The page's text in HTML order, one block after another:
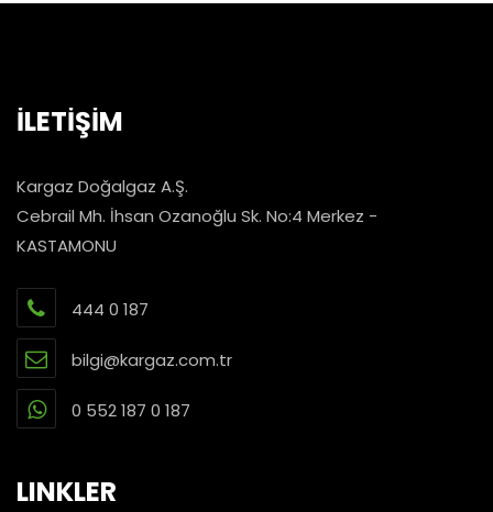
İLETİŞİM
Kargaz Doğalgaz A.Ş.
Cebrail Mh. İhsan Ozanoğlu Sk. No:4 Merkez -
KASTAMONU
444 0 187
bilgi@kargaz.com.tr
0 552 187 0 187
LINKLER